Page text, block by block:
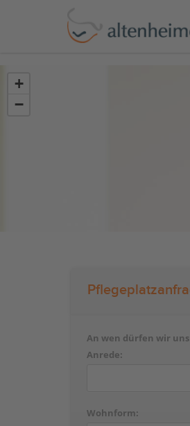
+
−
An wen dürfen wir
Anrede:
Wohnform: